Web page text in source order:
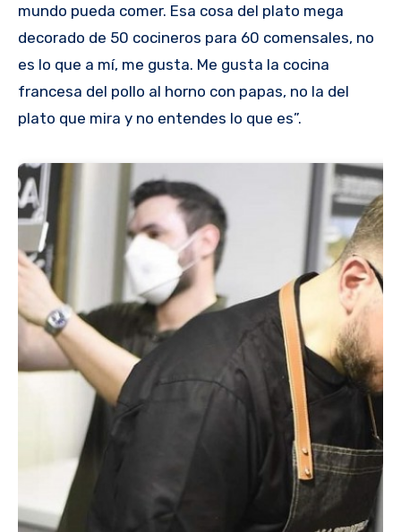
mundo pueda comer. Esa cosa del plato mega
decorado de 50 cocineros para 60 comensales, no
es lo que a mí, me gusta. Me gusta la cocina
francesa del pollo al horno con papas, no la del
plato que mira y no entendes lo que es”.